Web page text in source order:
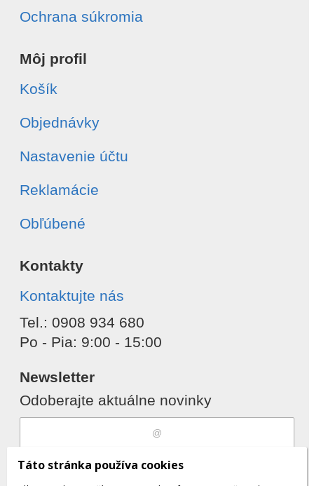
Ochrana súkromia
Môj profil
Košík
Objednávky
Nastavenie účtu
Reklamácie
Obľúbené
Kontakty
Kontaktujte nás
Tel.: 0908 934 680
Po - Pia: 9:00 - 15:00
Newsletter
Odoberajte aktuálne novinky
Súhlasím sspracovaním osobných
Táto stránka používa cookies